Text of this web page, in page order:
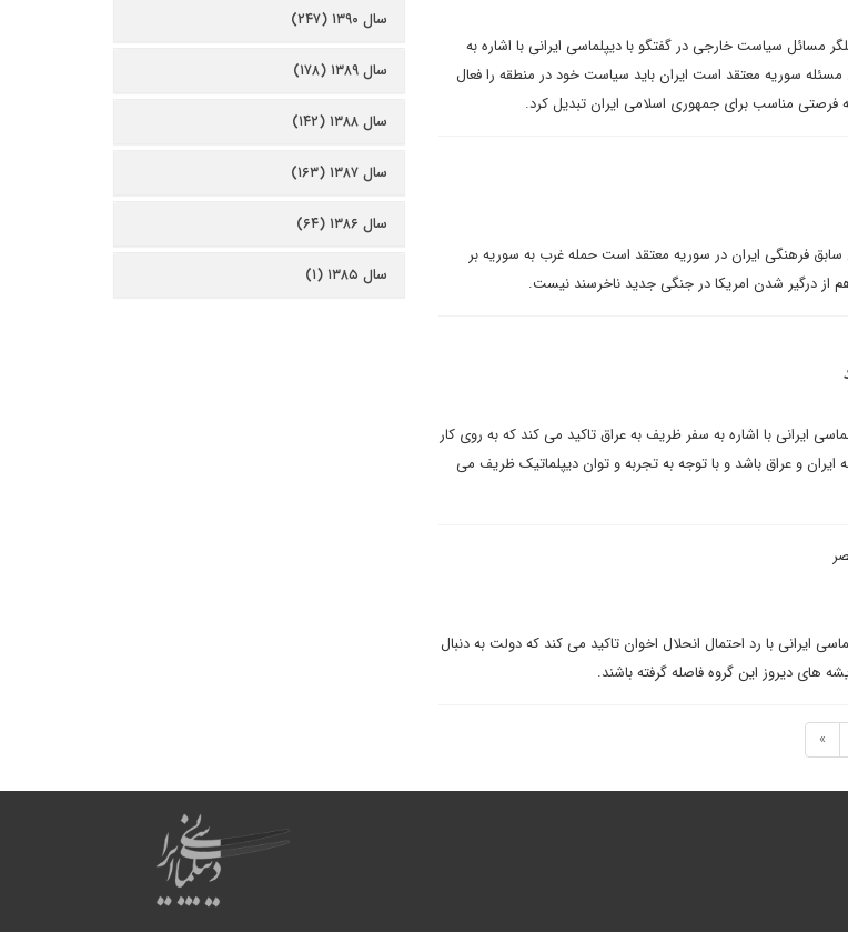
سیاست خارجی در گفتگو با دیپلماسی ایرانی با اشاره به
سوریه معتقد است ایران باید سیاست خود در منطقه را فعال
فرصتی مناسب برای جمهوری اسلامی ایران تبدیل کرد.
فرهنگی ایران در سوریه معتقد است حمله غرب به سوریه بر
از درگیر شدن امریکا در جنگی جدید ناخرسند نیست.
ایرانی با اشاره به سفر ظریف به عراق تاکید می کند که به روی کار
و عراق باشد و با توجه به تجربه و توان دیپلماتیک ظریف می
ایرانی با رد احتمال انحلال اخوان تاکید می کند که دولت به دنبال
های دیروز این گروه فاصله گرفته باشند.
»
سال ۱۳۹۰ (۲۴۷)
سال ۱۳۸۹ (۱۷۸)
سال ۱۳۸۸ (۱۴۲)
سال ۱۳۸۷ (۱۶۳)
سال ۱۳۸۶ (۶۴)
سال ۱۳۸۵ (۱)